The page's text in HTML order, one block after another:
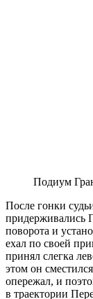
Подиум
После гонки
придерживались
поворота и
ехал по своей
принял слегка
этом он
опережал, и
в траектории